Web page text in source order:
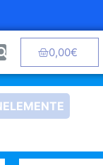
0,00€